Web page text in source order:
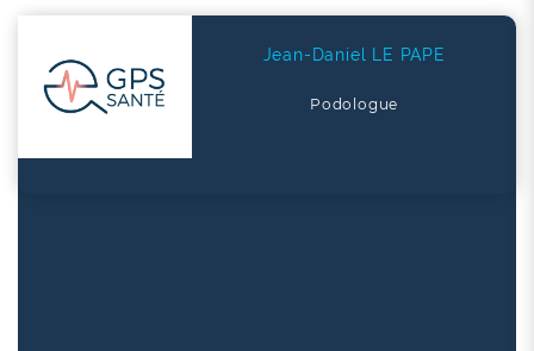
Jean-Daniel LE PAPE
Podologue